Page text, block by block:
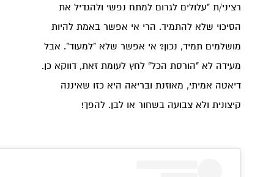
רציני/ת "עלולים לגרום למתח נפשי ולהגדיל את
הסיכוי שלא להתמיד. הרי אי אפשר באמת להיות
מושלמים תמיד, נכון? אי אפשר שלא "למעוד". אבל
מעידה לא "הורסת הכל" לחץ לעומת זאת, דווקא כן.
דיאטה אמיתי, מאוזנת ובריאה היא כזו שאיננה
קיצונית ולא צבועה בשחור או לבן. להפך!